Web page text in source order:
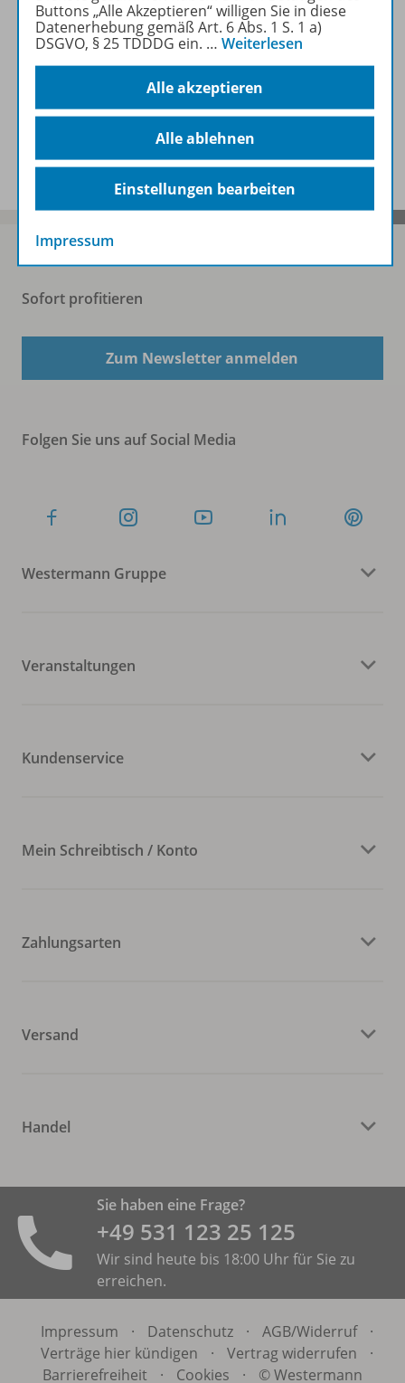
Weitere Inhalte der Ausgabe
Ergänzende Materialien
Sofort profitieren
Zum Newsletter anmelden
Folgen Sie uns auf Social Media
Westermann Gruppe
Veranstaltungen
Kundenservice
Mein Schreibtisch / Konto
Zahlungsarten
Versand
Handel
Sie haben eine Frage?
+49 531 ­123 25 125
Wir sind heute bis 18:00 Uhr für Sie zu
erreichen.
Impressum · Datenschutz · AGB/Widerruf
·
Verträge hier kündigen
· Vertrag widerrufen
·
Barrierefreiheit
· Cookies · © Westermann
Buttons „Alle Akzeptieren“ willigen Sie in diese
Datenerhebung gemäß Art. 6 Abs. 1 S. 1 a)
DSGVO, § 25 TDDDG ein. … Weiterlesen
Alle akzeptieren
Alle ablehnen
Einstellungen bearbeiten
Impressum